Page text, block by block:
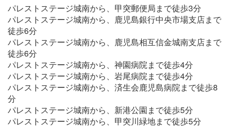
パレストステージ城南から、甲突郵便局まで徒歩3分
パレストステージ城南から、鹿児島銀行中央市場支店まで
徒歩6分
パレストステージ城南から、鹿児島相互信金城南支店まで
徒歩6分
パレストステージ城南から、神園病院まで徒歩4分
パレストステージ城南から、岩尾病院まで徒歩4分
パレストステージ城南から、済生会鹿児島病院まで徒歩8
分
パレストステージ城南から、新港公園まで徒歩5分
パレストステージ城南から、甲突川緑地まで徒歩5分